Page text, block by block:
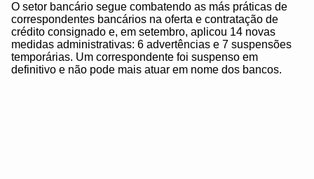
O setor bancário segue combatendo as más práticas de
correspondentes bancários na oferta e contratação de
crédito consignado e, em setembro, aplicou 14 novas
medidas administrativas: 6 advertências e 7 suspensões
temporárias. Um correspondente foi suspenso em
definitivo e não pode mais atuar em nome dos bancos.